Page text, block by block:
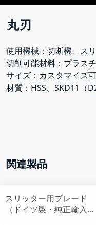
丸刃
使用機械：切断機、ス
切削可能材料：プラス
サイズ：カスタマイズ
材質：HSS、SKD11（D2
関連製品
スリッター用ブレード
（ドイツ製・純正輸入